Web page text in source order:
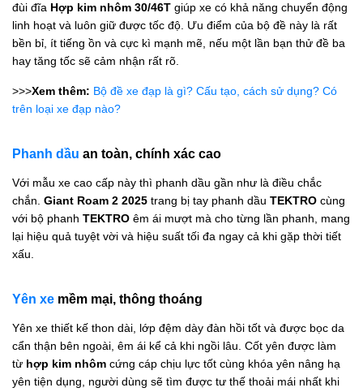
đùi đĩa Hợp kim nhôm 30/46T giúp xe có khả năng chuyển động
linh hoạt và luôn giữ được tốc độ. Ưu điểm của bộ đề này là rất
bền bỉ, ít tiếng ồn và cực kì mạnh mẽ, nếu một lần bạn thử đề ba
hay tăng tốc sẽ cảm nhận rất rõ.
>>>Xem thêm: Bộ đề xe đạp là gì? Cấu tạo, cách sử dụng? Có
trên loại xe đạp nào?
Phanh dầu an toàn, chính xác cao
Với mẫu xe cao cấp này thì phanh dầu gần như là điều chắc
chắn. Giant Roam 2 2025 trang bị tay phanh dầu TEKTRO cùng
với bộ phanh TEKTRO êm ái mượt mà cho từng lần phanh, mang
lại hiệu quả tuyệt vời và hiệu suất tối đa ngay cả khi gặp thời tiết
xấu.
Yên xe mềm mại, thông thoáng
Yên xe thiết kế thon dài, lớp đệm dày đàn hồi tốt và được bọc da
cẩn thận bên ngoài, êm ái kể cả khi ngồi lâu. Cốt yên được làm
từ hợp kim nhôm cứng cáp chịu lực tốt cùng khóa yên nâng hạ
yên tiện dụng, người dùng sẽ tìm được tư thế thoải mái nhất khi